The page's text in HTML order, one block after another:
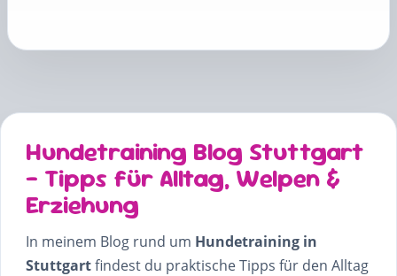
Hundetraining Blog Stuttgart
– Tipps für Alltag, Welpen &
Erziehung
In meinem Blog rund um Hundetraining in
Stuttgartfindest du praktische Tipps für den Alltag